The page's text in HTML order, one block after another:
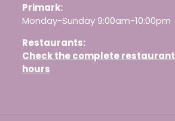
Primark:
Monday-Sunday 9:00am-10:00pm
Restaurants:
Check the complete restaurant
hours